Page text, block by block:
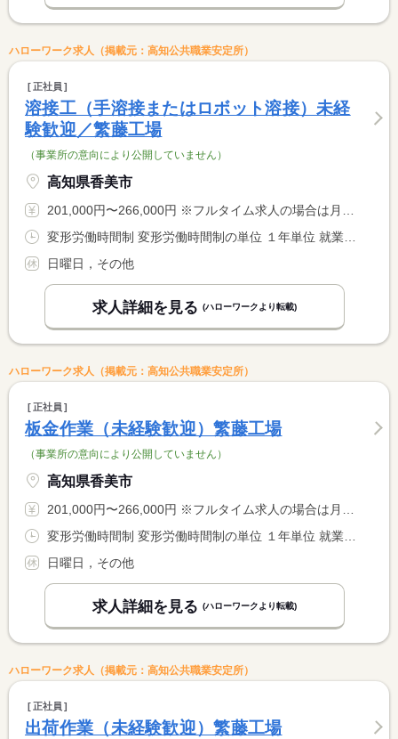
ハローワーク求人（掲載元：高知公共職業安定所）
正社員
溶接工（手溶接またはロボット溶接）未経
験歓迎／繁藤工場
（事業所の意向により公開していません）
高知県香美市
201,000円〜266,000円 ※フルタイム求人の場合は月額（換算額）、パート求人の場合は時間額を表示しています。
日曜日，その他
求人詳細を見る (ハローワークより転載)
ハローワーク求人（掲載元：高知公共職業安定所）
正社員
板金作業（未経験歓迎）繁藤工場
（事業所の意向により公開していません）
高知県香美市
201,000円〜266,000円 ※フルタイム求人の場合は月額（換算額）、パート求人の場合は時間額を表示しています。
日曜日，その他
求人詳細を見る (ハローワークより転載)
ハローワーク求人（掲載元：高知公共職業安定所）
正社員
出荷作業（未経験歓迎）繁藤工場